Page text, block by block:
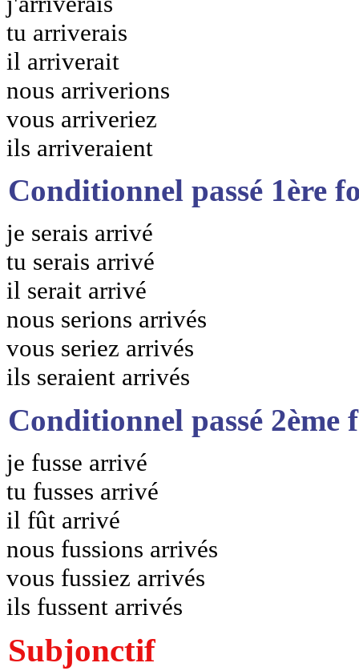
tu arriverais
il arriverait
nous arriverions
vous arriveriez
ils arriveraient
Conditionnel passé 1ère
je serais arrivé
tu serais arrivé
il serait arrivé
nous serions arrivés
vous seriez arrivés
ils seraient arrivés
Conditionnel passé 2ème
je fusse arrivé
tu fusses arrivé
il fût arrivé
nous fussions arrivés
vous fussiez arrivés
ils fussent arrivés
Subjonctif